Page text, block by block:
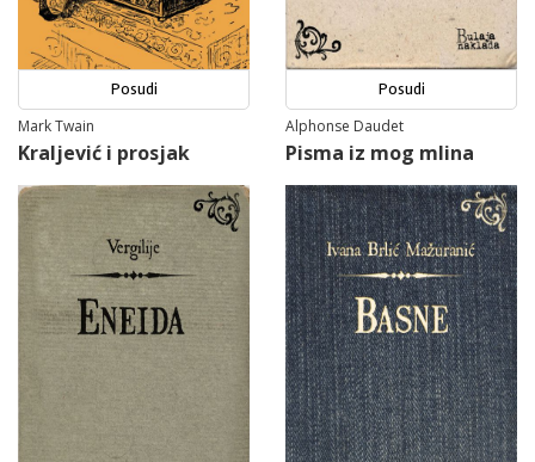
Posudi
Mark Twain
Kraljević i prosjak
Posudi
Alphonse Daudet
Pisma iz mog mlina